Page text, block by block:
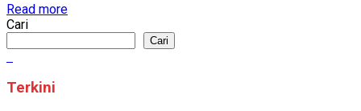
Read more
Cari
Cari
Terkini